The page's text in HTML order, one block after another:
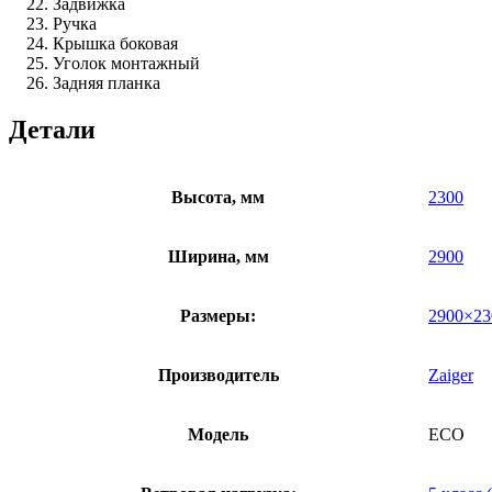
Задвижка
Ручка
Крышка боковая
Уголок монтажный
Задняя планка
Детали
Высота, мм 2300
Ширина, мм 2900
Размеры:
Производитель Zaiger
Модель ECO